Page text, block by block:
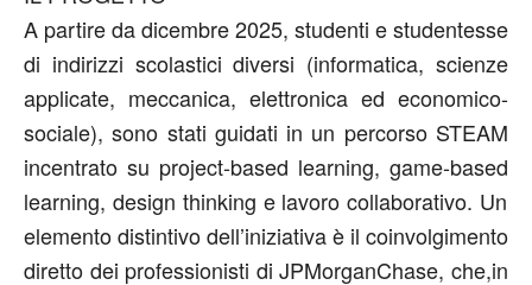
A partire da dicembre 2025, studenti e studentesse
di indirizzi scolastici diversi (informatica, scienze
applicate, meccanica, elettronica ed economico-
sociale), sono stati guidati in un percorso STEAM
incentrato su project-based learning, game-based
learning, design thinking e lavoro collaborativo. Un
elemento distintivo dell’iniziativa è il coinvolgimento
diretto dei professionisti di JPMorganChase, che,in